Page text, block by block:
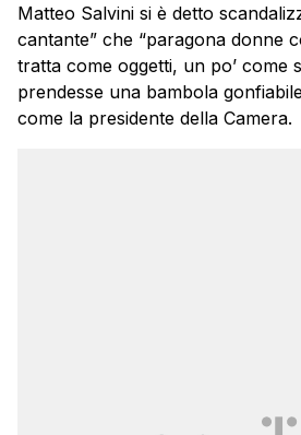
Matteo Salvini si è detto
cantante” che “paragona donne
tratta come oggetti, un po’ come
prendesse una bambola
come la presidente della Camera.